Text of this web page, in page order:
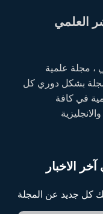
العلمي
، مجلة علمية
بشكل دوري كل
في كافة
الاخبار
كل جديد عن المجلة